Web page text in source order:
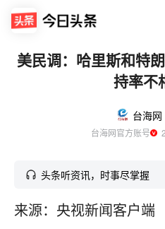
美民调：哈里斯和特
持率不
台海网
台海网官方账号
头条听资讯，时事尽掌握
来源：央视新闻客户端